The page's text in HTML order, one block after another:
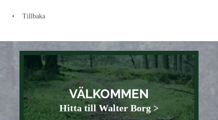
Tillbaka
VÄLKOMMEN
Hitta till Walter Borg >